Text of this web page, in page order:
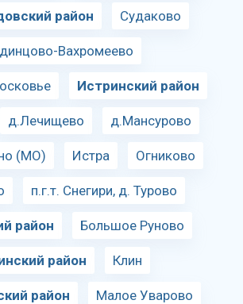
район Судаково
Вахромеево
Истринский район
д.Лечищево д.Мансурово
(МО) Истра Огниково
п.г.т. Снегири, д. Турово
район Большое Руново
район Клин
район Малое Уварово